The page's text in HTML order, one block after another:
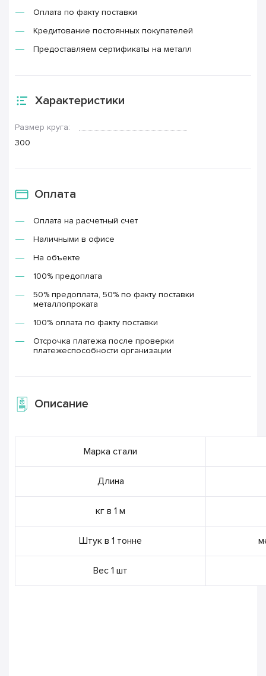
Оплата по факту поставки
Кредитование постоянных покупателей
Предоставляем сертификаты на металл
Характеристики
Размер круга:
300
Оплата
Оплата на расчетный счет
Наличными в офисе
На объекте
100% предоплата
50% предоплата, 50% по факту поставки
металлопроката
100% оплата по факту поставки
Отсрочка платежа после проверки
платежеспособности организации
Описание
Марка стали
Длина
кг в 1 м
Штук в 1 тонне
Вес 1 шт